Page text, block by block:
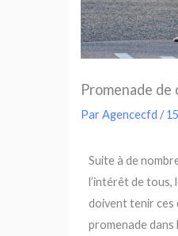
Promenade de
ParAgencecfd/
Suite à de
l’intérêt de tous,
doivent tenir ces
promenade dans